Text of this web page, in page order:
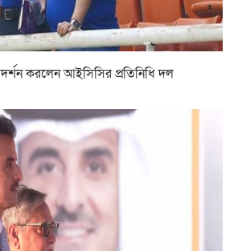
করলেন আইসিসির প্রতিনিধি দল